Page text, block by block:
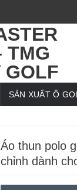
SẢN XUẤT Ô
Áo thun polo
chỉnh dành